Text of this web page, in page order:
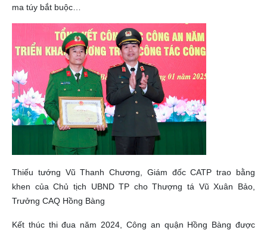
ma túy bắt buộc…
Thiếu tướng Vũ Thanh Chương, Giám đốc CATP trao bằng
khen của Chủ tịch UBND TP cho Thượng tá Vũ Xuân Bảo,
Trưởng CAQ Hồng Bàng
Kết thúc thi đua năm 2024, Công an quận Hồng Bàng được